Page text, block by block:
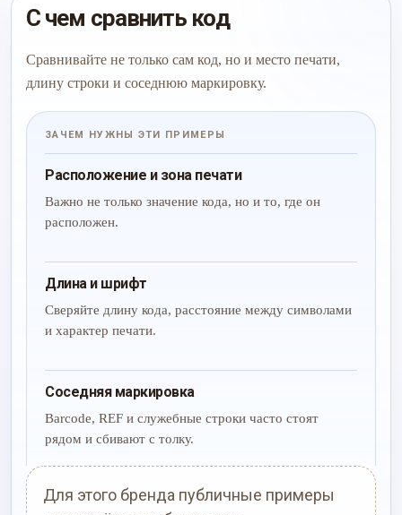
С чем сравнить код
Сравнивайте не только сам код, но и место печати,
длину строки и соседнюю маркировку.
ЗАЧЕМ НУЖНЫ ЭТИ ПРИМЕРЫ
Расположение и зона печати
Важно не только значение кода, но и то, где он
расположен.
Длина и шрифт
Сверяйте длину кода, расстояние между символами
и характер печати.
Соседняя маркировка
Barcode, REF и служебные строки часто стоят
рядом и сбивают с толку.
Для этого бренда публичные примеры